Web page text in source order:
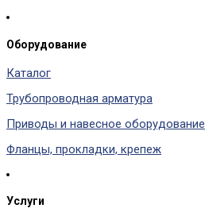
Оборудование
Каталог
Трубопроводная арматура
Приводы и навесное оборудование
Фланцы, прокладки, крепеж
Услуги